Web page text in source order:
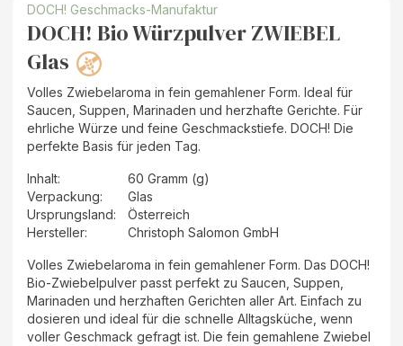
DOCH! Geschmacks-Manufaktur
DOCH! Bio Würzpulver ZWIEBEL
Glas
Volles Zwiebelaroma in fein gemahlener Form. Ideal für
Saucen, Suppen, Marinaden und herzhafte Gerichte. Für
ehrliche Würze und feine Geschmackstiefe. DOCH! Die
perfekte Basis für jeden Tag.
Inhalt:
60 Gramm (g)
Verpackung:
Glas
Ursprungsland:
Österreich
Hersteller: Christoph Salomon GmbH
Volles Zwiebelaroma in fein gemahlener Form. Das DOCH!
Bio-Zwiebelpulver passt perfekt zu Saucen, Suppen,
Marinaden und herzhaften Gerichten aller Art. Einfach zu
dosieren und ideal für die schnelle Alltagsküche, wenn
voller Geschmack gefragt ist. Die fein gemahlene Zwiebel